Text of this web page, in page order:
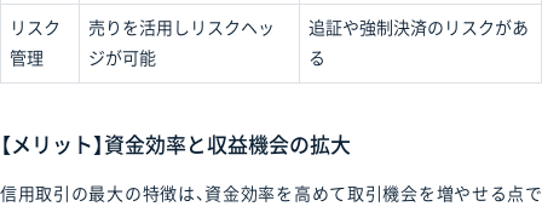
リスク
管理
売りを活用しリスクヘッ
ジが可能
追証や強制決済のリスクがあ
る
【メリット】資金効率と収益機会の拡大
信用取引の最大の特徴は、資金効率を高めて取引機会を増やせる点で